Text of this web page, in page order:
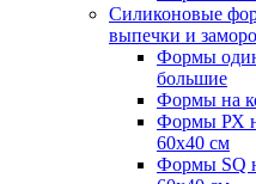
Силиконовые
выпечки и
Формы
большие
Формы на
Формы РХ
60х40 см
Формы SQ